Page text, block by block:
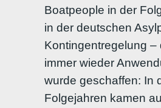
Boatpeople in der
in der deutschen
Kontingentregelung –
immer wieder
wurde geschaffen: In
Folgejahren kamen